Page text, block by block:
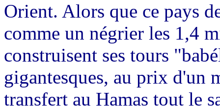
Orient. Alors que ce pays
comme un négrier les 1,4
construisent ses tours
gigantesques, au prix d'un
transfert au Hamas tout le